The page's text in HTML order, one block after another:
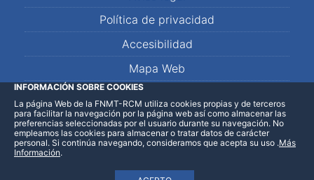
Política de privacidad
Accesibilidad
Mapa Web
LinkedInFacebookWhatsApp
INFORMACIÓN SOBRE COOKIES
La página Web de la FNMT-RCM utiliza cookies propias y de terceros
para facilitar la navegación por la página web así como almacenar las
preferencias seleccionadas por el usuario durante su navegación. No
empleamos las cookies para almacenar o tratar datos de carácter
personal. Si continúa navegando, consideramos que acepta su uso .Más
Información.